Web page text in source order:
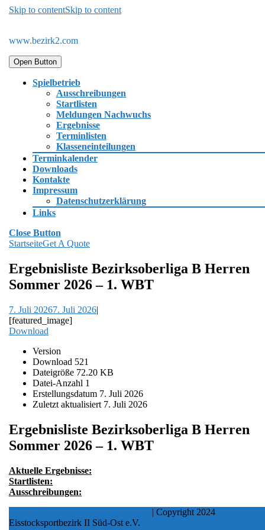
Skip to contentSkip to content
www.bezirk2.com
Open Button
Spielbetrieb
Ausschreibungen
Startlisten
Meldungen Nachwuchs
Ergebnisse
Terminlisten
Klasseneinteilungen
Terminkalender
Downloads
Kontakte
Impressum
Datenschutzerklärung
Links
Close Button
StartseiteGet A Quote
Ergebnisliste Bezirksoberliga B Herren
Sommer 2026 – 1. WBT
7. Juli 20267. Juli 2026|
[featured_image]
Download
Version
Download 521
Dateigröße 72.20 KB
Datei-Anzahl 1
Erstellungsdatum 7. Juli 2026
Zuletzt aktualisiert 7. Juli 2026
Ergebnisliste Bezirksoberliga B Herren
Sommer 2026 – 1. WBT
Aktuelle Ergebnisse:
Startlisten:
Ausschreibungen:
| Copyright 2024
Eisstocksportbezirk II Süd-Ost e.V.